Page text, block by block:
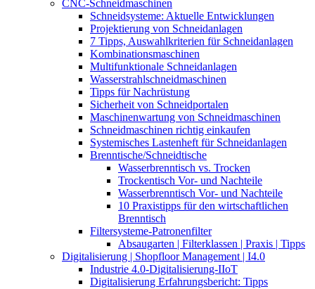
CNC-Schneidmaschinen
Schneidsysteme: Aktuelle Entwicklungen
Projektierung von Schneidanlagen
7 Tipps, Auswahlkriterien für Schneidanlagen
Kombinationsmaschinen
Multifunktionale Schneidanlagen
Wasserstrahlschneidmaschinen
Tipps für Nachrüstung
Sicherheit von Schneidportalen
Maschinenwartung von Schneidmaschinen
Schneidmaschinen richtig einkaufen
Systemisches Lastenheft für Schneidanlagen
Brenntische/Schneidtische
Wasserbrenntisch vs. Trocken
Trockentisch Vor- und Nachteile
Wasserbrenntisch Vor- und Nachteile
10 Praxistipps für den wirtschaftlichen
Brenntisch
Filtersysteme-Patronenfilter
Absaugarten | Filterklassen | Praxis | Tipps
Digitalisierung | Shopfloor Management | I4.0
Industrie 4.0-Digitalisierung-IIoT
Digitalisierung Erfahrungsbericht: Tipps